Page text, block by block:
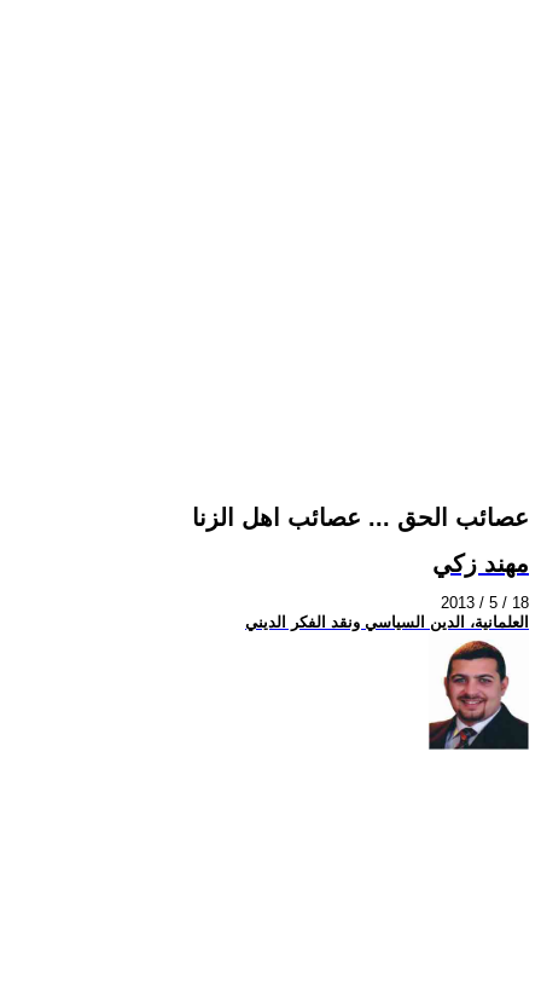
عصائب الحق ... عصائب اهل الزنا
مهند زكي
2013 / 5 / 18
العلمانية، الدين السياسي ونقد الفكر الديني